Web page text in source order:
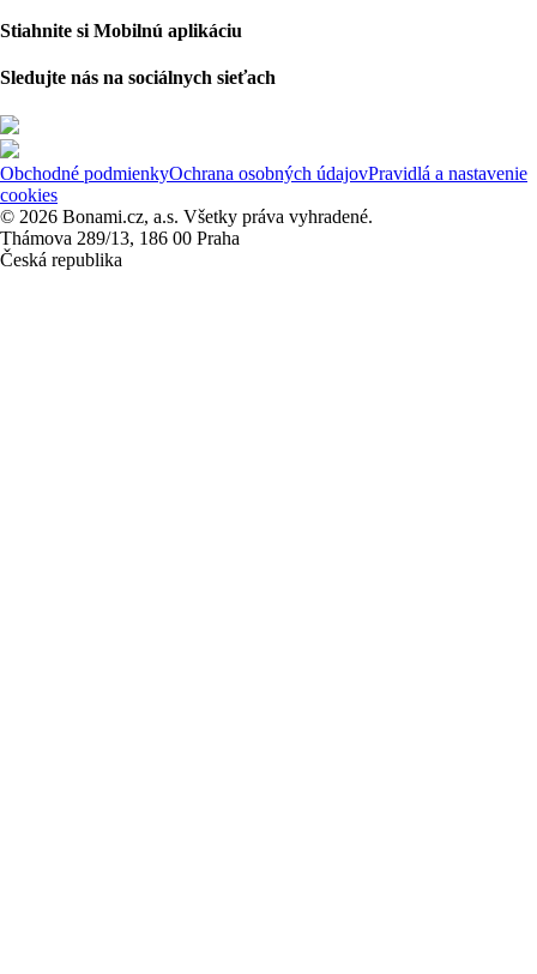
Stiahnite si Mobilnú aplikáciu
Sledujte nás na sociálnych sieťach
Obchodné podmienkyOchrana osobných údajovPravidlá a nastavenie
cookies
© 2026 Bonami.cz, a.s. Všetky práva vyhradené.
Thámova 289/13, 186 00 Praha
Česká republika